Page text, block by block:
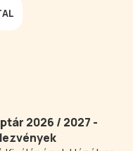
2026 / 2027 -